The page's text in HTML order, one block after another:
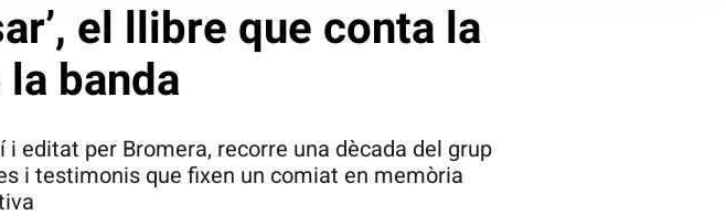
el llibre que conta la
banda
editat per Bromera, recorre una dècada del grup
i testimonis que fixen un comiat en memòria